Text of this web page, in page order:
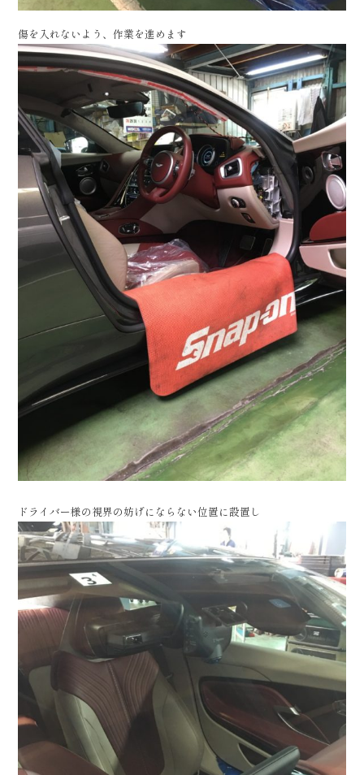
傷を入れないよう、作業を進めます
ドライバー様の視界の妨げにならない位置に設置し